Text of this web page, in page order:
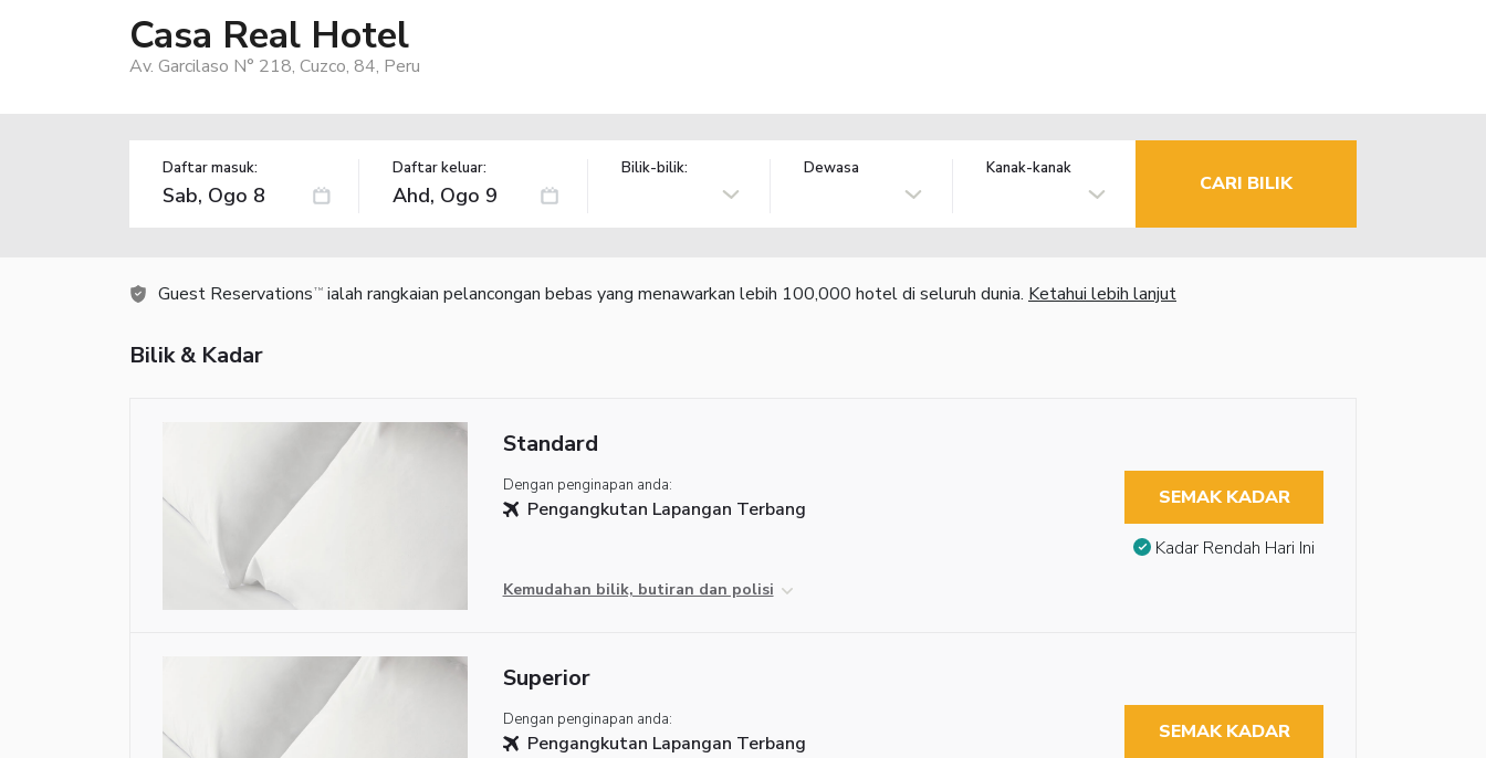
Casa Real Hotel
Av. Garcilaso N° 218, Cuzco, 84, Peru
Daftar masuk: Daftar keluar: Bilik-bilik: Dewasa Kanak-kanak
CARI BILIK
Guest Reservations TM ialah rangkaian pelancongan bebas yang menawarkan lebih 100,000 hotel di seluruh dunia. Ketahui lebih lanjut
Bilik & Kadar
Standard
Dengan penginapan anda:
Pengangkutan Lapangan Terbang
Kemudahan bilik, butiran dan polisi
SEMAK KADAR
Kadar Rendah Hari Ini
Superior
Dengan penginapan anda:
Pengangkutan Lapangan Terbang SEMAK KADAR